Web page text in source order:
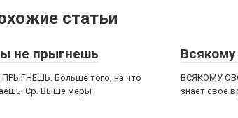
статьи
не прыгнешь
Больше того, на что
Ср. Выше меры
ВСЯКОМУ
знает свое